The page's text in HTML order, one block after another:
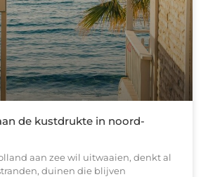
de kustdrukte in noord-
aan zee wil uitwaaien, denkt al
duinen die blijven